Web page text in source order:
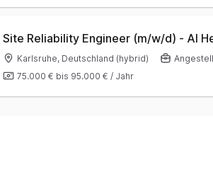
Site Reliability Engineer (m/w/d) - AI
Karlsruhe, Deutschland (hybrid)
75.000 € bis 95.000 € / Jahr